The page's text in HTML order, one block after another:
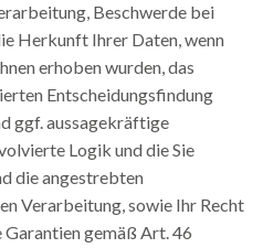
Beschwerde bei
Herkunft Ihrer Daten, wenn
erhoben wurden, das
Entscheidungsfindung
ggf. aussagekräftige
Logik und die Sie
die angestrebten
Verarbeitung, sowie Ihr Recht
gemäß Art. 46